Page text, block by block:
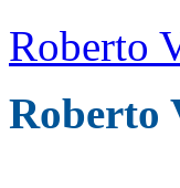
Roberto
Roberto